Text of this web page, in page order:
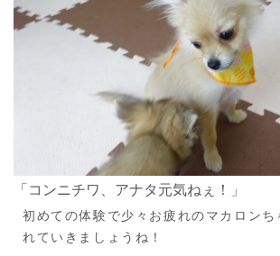
「コンニチワ、アナタ元気ねぇ！」
初めての体験で少々お疲れのマカロンち
れていきましょうね！